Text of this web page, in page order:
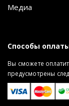
Медиа
Способы
Вы сможете
предусмотрены